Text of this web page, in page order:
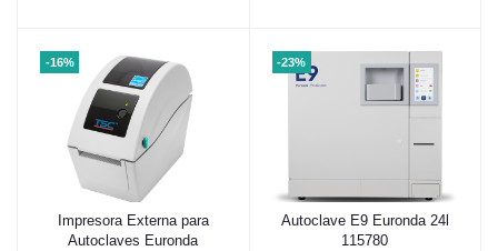
-16%
Añadir al carrito
Impresora Externa para
Autoclaves Euronda
-23%
Añadir al carrito
Autoclave E9 Euronda 24l
115780